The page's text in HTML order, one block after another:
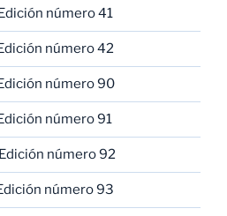
número 41
número 42
número 90
número 91
número 92
número 93